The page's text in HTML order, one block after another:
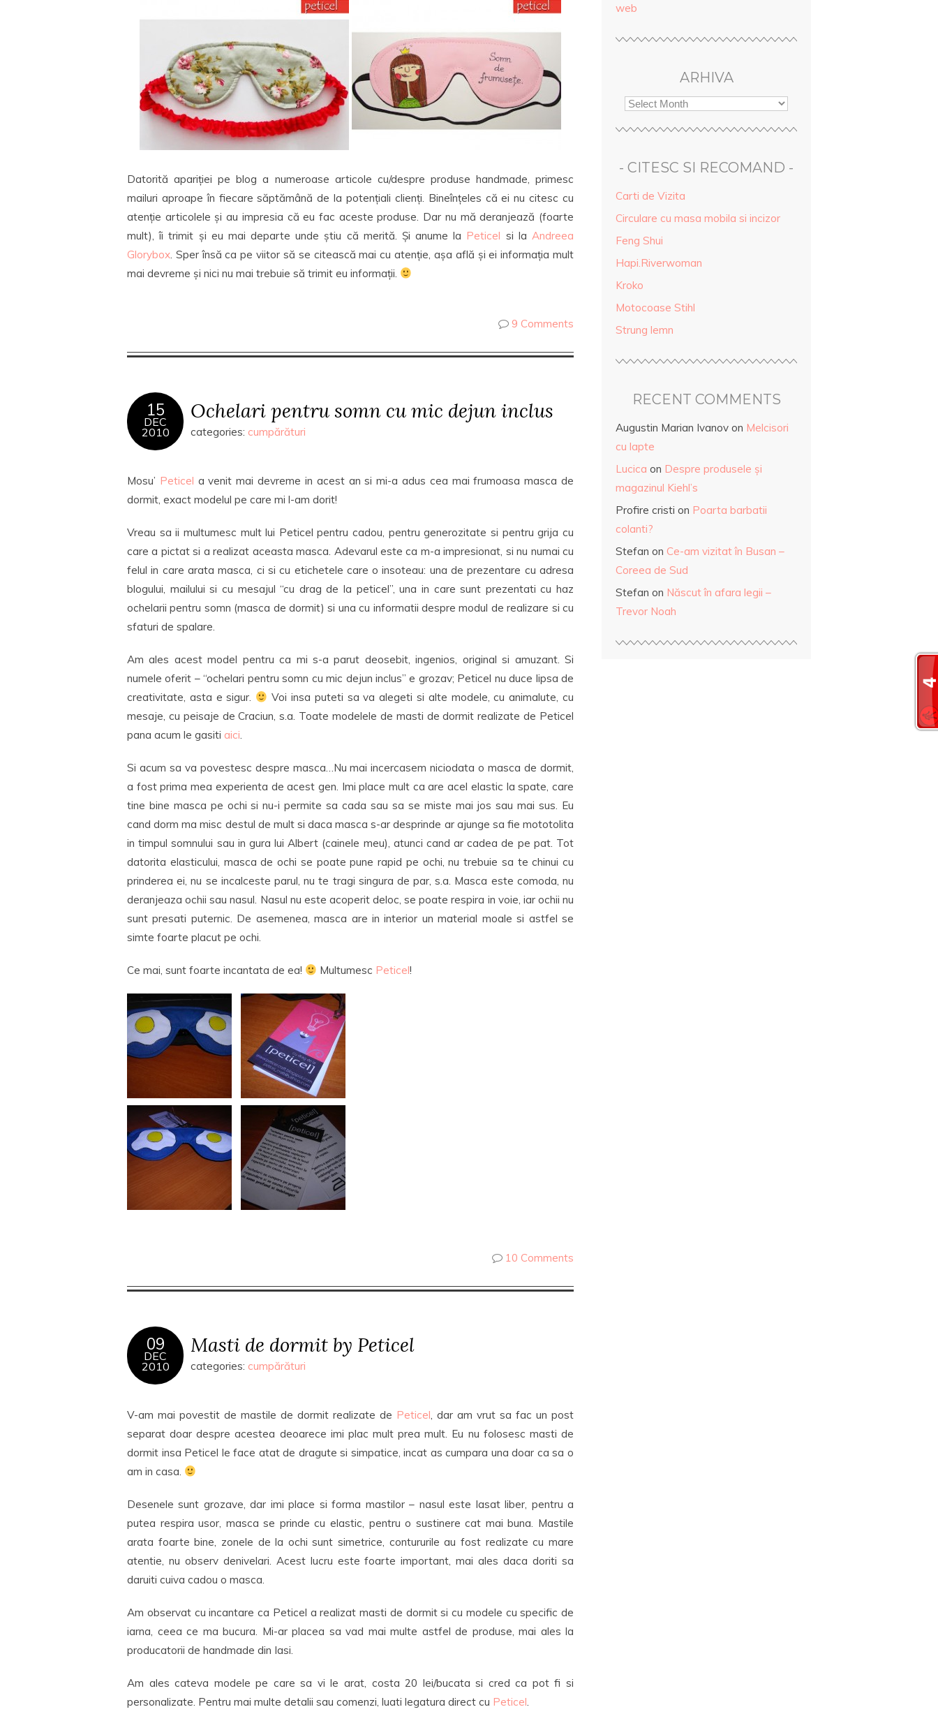
Datorită apariției pe blog a numeroase articole cu/despre produse handmade, primesc
mailuri aproape în fiecare săptămână de la potențiali clienți. Bineînțeles că ei nu citesc cu
atenție articolele și au impresia că eu fac aceste produse. Dar nu mă deranjează (foarte
mult), îi trimit și eu mai departe unde știu că merită. Și anume la Peticel si laAndreea
Glorybox. Sper însă ca pe viitor să se citească mai cu atenție, așa află și ei informația mult
mai devreme și nici nu mai trebuie să trimit eu informații.
9 Comments
15
DEC
2010
Ochelari pentru somn cu mic dejun inclus
categories: cumpărături
Mosu’ Peticel a venit mai devreme in acest an si mi-a adus cea mai frumoasa masca de
dormit, exact modelul pe care mi l-am dorit!
Vreau sa ii multumesc mult lui Peticel pentru cadou, pentru generozitate si pentru grija cu
care a pictat si a realizat aceasta masca. Adevarul este ca m-a impresionat, si nu numai cu
felul in care arata masca, ci si cu etichetele care o insoteau: una de prezentare cu adresa
blogului, mailului si cu mesajul “cu drag de la peticel”, una in care sunt prezentati cu haz
ochelarii pentru somn (masca de dormit) si una cu informatii despre modul de realizare si cu
sfaturi de spalare.
Am ales acest model pentru ca mi s-a parut deosebit, ingenios, original si amuzant. Si
numele oferit – “ochelari pentru somn cu mic dejun inclus” e grozav; Peticel nu duce lipsa de
creativitate, asta e sigur.
Voi insa puteti sa va alegeti si alte modele, cu animalute, cu
mesaje, cu peisaje de Craciun, s.a. Toate modelele de masti de dormit realizate de Peticel
pana acum le gasiti aici.
Si acum sa va povestesc despre masca…Nu mai incercasem niciodata o masca de dormit,
a fost prima mea experienta de acest gen. Imi place mult ca are acel elastic la spate, care
tine bine masca pe ochi si nu-i permite sa cada sau sa se miste mai jos sau mai sus. Eu
cand dorm ma misc destul de mult si daca masca s-ar desprinde ar ajunge sa fie mototolita
in timpul somnului sau in gura lui Albert (cainele meu), atunci cand ar cadea de pe pat. Tot
datorita elasticului, masca de ochi se poate pune rapid pe ochi, nu trebuie sa te chinui cu
prinderea ei, nu se incalceste parul, nu te tragi singura de par, s.a. Masca este comoda, nu
deranjeaza ochii sau nasul. Nasul nu este acoperit deloc, se poate respira in voie, iar ochii nu
sunt presati puternic. De asemenea, masca are in interior un material moale si astfel se
simte foarte placut pe ochi.
Ce mai, sunt foarte incantata de ea! Multumesc Peticel!
10 Comments
09
DEC
2010
Masti de dormit by Peticel
categories: cumpărături
V-am mai povestit de mastile de dormit realizate de Peticel, dar am vrut sa fac un post
separat doar despre acestea deoarece imi plac mult prea mult. Eu nu folosesc masti de
dormit insa Peticel le face atat de dragute si simpatice, incat as cumpara una doar ca sa o
am in casa.
Desenele sunt grozave, dar imi place si forma mastilor – nasul este lasat liber, pentru a
putea respira usor, masca se prinde cu elastic, pentru o sustinere cat mai buna. Mastile
arata foarte bine, zonele de la ochi sunt simetrice, contururile au fost realizate cu mare
atentie, nu observ denivelari. Acest lucru este foarte important, mai ales daca doriti sa
daruiti cuiva cadou o masca.
Am observat cu incantare ca Peticel a realizat masti de dormit si cu modele cu specific de
iarna, ceea ce ma bucura. Mi-ar placea sa vad mai multe astfel de produse, mai ales la
producatorii de handmade din Iasi.
Am ales cateva modele pe care sa vi le arat, costa 20 lei/bucata si cred ca pot fi si
personalizate. Pentru mai multe detalii sau comenzi, luati legatura direct cu Peticel.
web
ARHIVA
- CITESC SI RECOMAND -
Carti de Vizita
Circulare cu masa mobila si incizor
Feng Shui
Hapi.Riverwoman
Kroko
Motocoase Stihl
Strung lemn
RECENT COMMENTS
Augustin Marian Ivanov on Melcisori
cu lapte
Lucica on Despre produsele și
magazinul Kiehl’s
Profire cristi on Poarta barbatii
colanti?
Stefan on Ce-am vizitat în Busan –
Coreea de Sud
Stefan on Născut în afara legii –
Trevor Noah